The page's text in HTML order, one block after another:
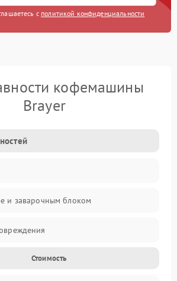
с политикой конфиденциальности
кофемашины
Brayer
и заварочным блоком
Стоимость